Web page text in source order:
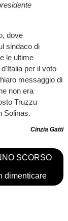
dove
sindaco di
le ultime
per il voto
messaggio di
non era
Truzzu
Solinas.
Cinzia Gatti
SCORSO
dimenticare